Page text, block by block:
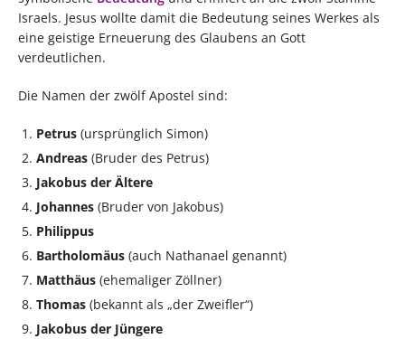
Israels. Jesus wollte damit die Bedeutung seines Werkes als
eine geistige Erneuerung des Glaubens an Gott
verdeutlichen.
Die Namen der zwölf Apostel sind:
Petrus (ursprünglich Simon)
Andreas (Bruder des Petrus)
Jakobus der Ältere
Johannes (Bruder von Jakobus)
Philippus
Bartholomäus (auch Nathanael genannt)
Matthäus (ehemaliger Zöllner)
Thomas (bekannt als „der Zweifler“)
Jakobus der Jüngere